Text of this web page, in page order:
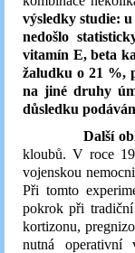
výsledky studie:
nedošlo
vitamín E, beta
žaludku o 21 %,
na jiné druhy
důsledku
Další
kloubů. V roce
vojenskou
Při tomto
pokrok při
kortizonu,
nutná operativní